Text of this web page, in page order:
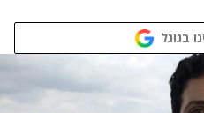
בגוגל